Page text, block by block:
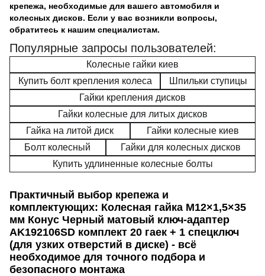
крепежа, необходимые для вашего автомобиля и
колесных дисков. Если у вас возникли вопросы,
обратитесь к нашим специалистам.
Популярные запросы пользователей:
Колесные гайки киев
Купить болт крепления колеса
Шпильки ступицы
Гайки крепления дисков
Гайки колесные для литых дисков
Гайка на литой диск
Гайки колесные киев
Болт колесный
Гайки для колесных дисков
Купить удлиненные колесные болты
Практичный выбор крепежа и
комплектующих: Колесная гайка M12×1,5×35
мм Конус Черный матовый ключ-адаптер
AK192106SD комплект 20 гаек + 1 спецключ
(для узких отверстий в диске) - всё
необходимое для точного подбора и
безопасного монтажа